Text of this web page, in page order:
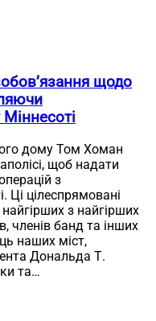
щодо
дому Том Хоман
щоб надати
з
Ці цілеспрямовані
з найгірших
членів банд та інших
наших міст,
Дональда Т.
та…